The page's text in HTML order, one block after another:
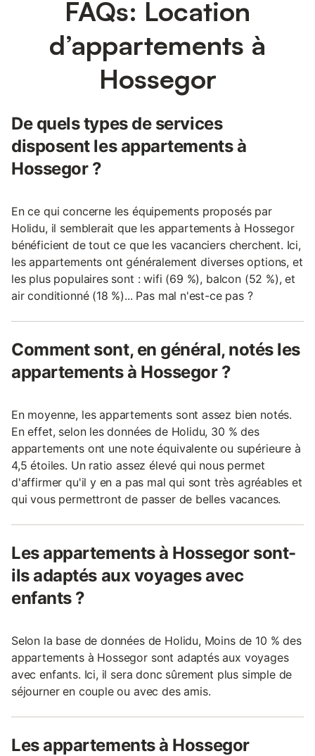
FAQs: Location
d’appartements à
Hossegor
De quels types de services
disposent les appartements à
Hossegor ?
En ce qui concerne les équipements proposés par
Holidu, il semblerait que les appartements à Hossegor
bénéficient de tout ce que les vacanciers cherchent. Ici,
les appartements ont généralement diverses options, et
les plus populaires sont : wifi (69 %), balcon (52 %), et
air conditionné (18 %)... Pas mal n'est-ce pas ?
Comment sont, en général, notés les
appartements à Hossegor ?
En moyenne, les appartements sont assez bien notés.
En effet, selon les données de Holidu, 30 % des
appartements ont une note équivalente ou supérieure à
4,5 étoiles. Un ratio assez élevé qui nous permet
d'affirmer qu'il y en a pas mal qui sont très agréables et
qui vous permettront de passer de belles vacances.
Les appartements à Hossegor sont-
ils adaptés aux voyages avec
enfants ?
Selon la base de données de Holidu, Moins de 10 % des
appartements à Hossegor sont adaptés aux voyages
avec enfants. Ici, il sera donc sûrement plus simple de
séjourner en couple ou avec des amis.
Les appartements à Hossegor